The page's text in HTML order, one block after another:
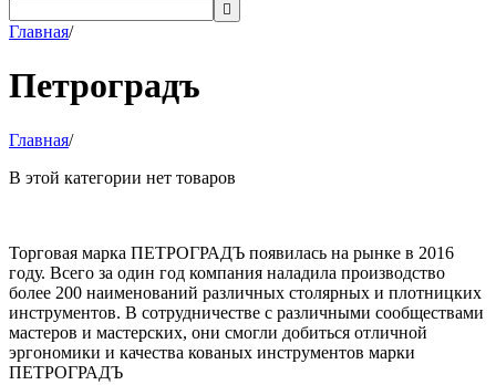

Главная/
Петроградъ
Главная/
В этой категории нет товаров
Торговая марка ПЕТРОГРАДЪ появилась на рынке в 2016
году. Всего за один год компания наладила производство
более 200 наименований различных столярных и плотницких
инструментов. В сотрудничестве с различными сообществами
мастеров и мастерских, они смогли добиться отличной
эргономики и качества кованых инструментов марки
ПЕТРОГРАДЪ